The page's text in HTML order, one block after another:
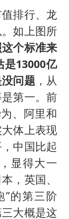
排行、龙
如上图所
个标准来
13000亿
问题，从
第一。前
、阿里和
体上表现
中国比起
显得大一
，英国、
”的第三阶
大概是这